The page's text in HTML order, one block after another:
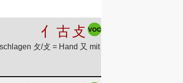
亻 古 攴
攵/攴 = Hand 又 mit